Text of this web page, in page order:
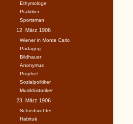
Ethymologe
Praktiker
Sportsman
12. März 1906
Wiener in Monte Carlo
Pädagog
Bildhauer
Anonymus
Prophet
Sozialpolitiker
Musikhistoriker
23. März 1906
Schiedsrichter
Habitué